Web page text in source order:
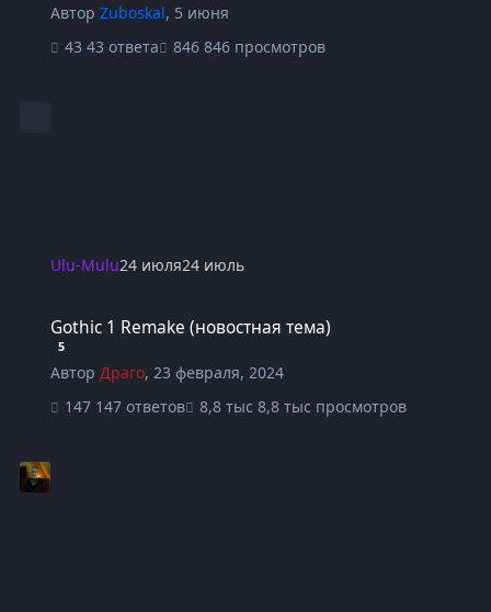
АвторZuboskal, 5 июня
43 ответа
846 просмотров
Ulu-Mulu24 июля24 июль
Gothic 1 Remake (новостная тема)
5
Автор Драго, 23 февраля, 2024
147 ответов
8,8 тыс просмотров